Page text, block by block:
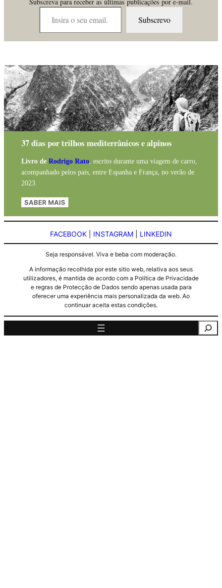
Insira o seu email…
Subscrevo
37 dias por trilhos mediterrânicos e alpinos
Livro de Rodrigo Rato, escrito durante uma viagem de carro,
acompanhado pelos pais, entre Espanha e França, no verão de
2023.
SABER MAIS
FACEBOOK INSTAGRAM LINKEDIN
Seja responsável. Viva e beba com moderação.
A informação recolhida por este sitio web, relativa aos seus
utilizadores, é mantida de acordo com a Política de Privacidade
e regras de Protecção de Dados sendo apenas usada para
oferecer uma experiência mais personalizada da web. Ao
continuar aceita estas condições.